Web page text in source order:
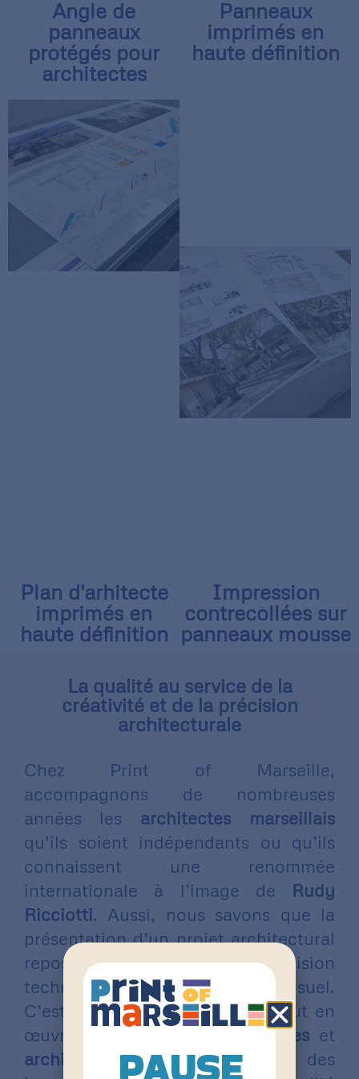
Angle de
panneaux
protégés pour
architectes
Panneaux
imprimés en
haute définition
Plan d'arhitecte
imprimés en
haute définition
Impression
contrecollées sur
panneaux mousse
La qualité au service de la
créativité et de la précision
architecturale
Chez Print of Marseille,
accompagnons de nombreuses
années les architectes marseillais
qu’ils soient indépendants ou qu’ils
connaissent une renommée
internationale à l’image de Rudy
Ricciotti. Aussi, nous savons que la
présentation d’un projet architectural
repose autant sur la précision
technique que sur l’impact visuel.
C’est pourquoi nous mettons tout en
œuvre pour offrir aux
architectes et
architectes d’intérieur
des